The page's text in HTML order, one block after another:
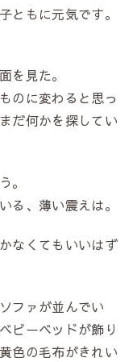
もに元気です。
を見た。
のに変わると思っ
だ何かを探してい
。
る、薄い震えは。
なくてもいいはず
ファが並んでい
ビーベッドが飾り
色の毛布がきれい